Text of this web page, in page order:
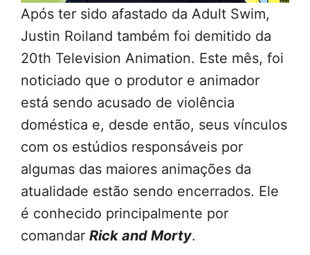
Após ter sido afastado da Adult Swim,
Justin Roiland também foi demitido da
20th Television Animation. Este mês, foi
noticiado que o produtor e animador
está sendo acusado de violência
doméstica e, desde então, seus vínculos
com os estúdios responsáveis por
algumas das maiores animações da
atualidade estão sendo encerrados. Ele
é conhecido principalmente por
comandar Rick and Morty.